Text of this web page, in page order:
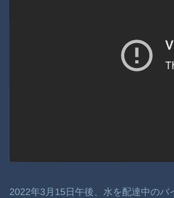
2022年3月15日午後、水を配達中の